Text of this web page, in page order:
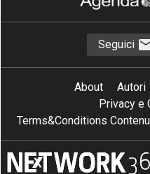
Seguici
About Autori
Privacy e
Terms&Conditions